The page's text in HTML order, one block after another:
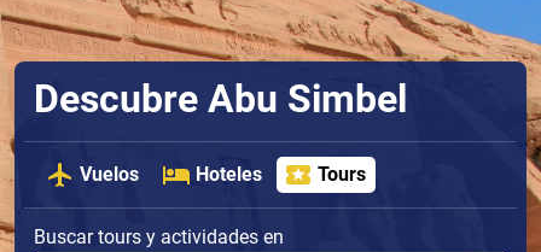
Descubre Abu Simbel
Vuelos Hoteles Tours
Buscar tours y actividades en